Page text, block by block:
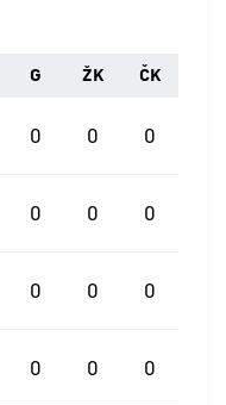
G ŽK ČK
0 0 0
0 0 0
0 0 0
0 0 0